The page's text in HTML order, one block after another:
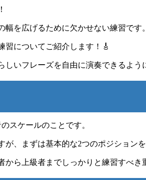
幅を広げるために欠かせない練習です
習についてご紹介します！🎸
いフレーズを自由に演奏できるよう
スケールのことです。
、まずは基本的な2つのポジション
ら上級者までしっかりと練習すべき